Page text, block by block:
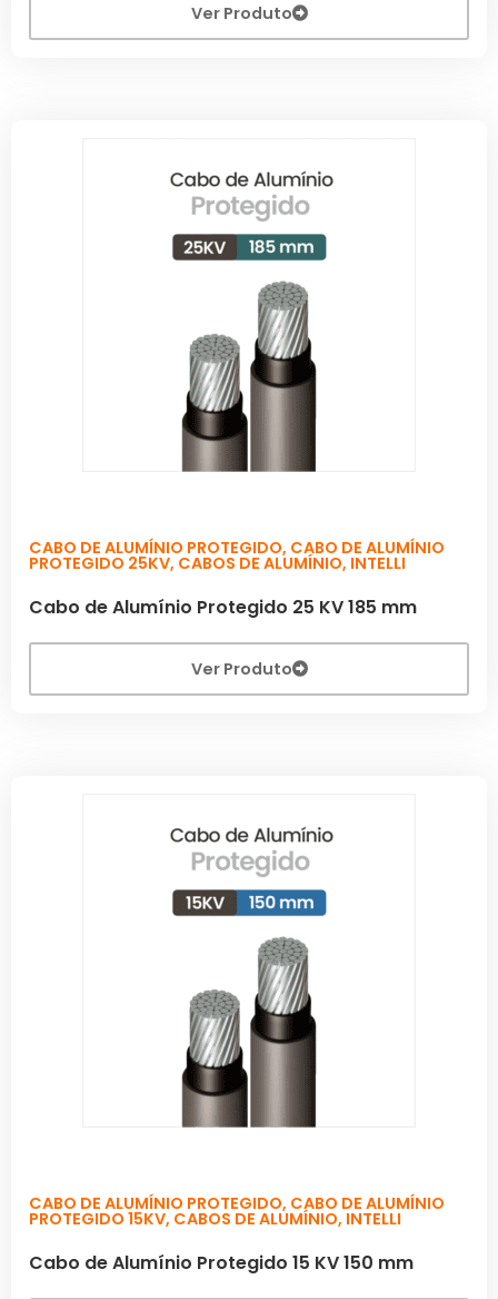
Ver Produto
CABO DE ALUMÍNIO PROTEGIDO, CABO DE ALUMÍNIO
PROTEGIDO 25KV, CABOS DE ALUMÍNIO, INTELLI
Cabo de Alumínio Protegido 25 KV 185 mm
Ver Produto
CABO DE ALUMÍNIO PROTEGIDO, CABO DE ALUMÍNIO
PROTEGIDO 15KV, CABOS DE ALUMÍNIO, INTELLI
Cabo de Alumínio Protegido 15 KV 150 mm